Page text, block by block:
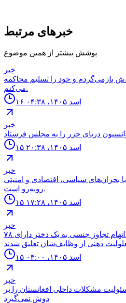
خبرهای مرتبط
پوشش بیشتر از همین موضوع
خبر
بازمی‌گردم و خود را تسلیم محاکمه
می‌کنم.
۱۶ اسد ۱۴۰۵، ۰۴:۳۸
خبر
۱۵ اسد ۱۴۰۵، ۲۰:۳۸
خبر
بحران‌های سیاسی، اقتصادی و امنیتی
روبه‌رو است.
۱۵ اسد ۱۴۰۵، ۱۷:۲۸
خبر
۷۸ پولیس در لاهور در پی اتهام تجاوز جنسی به یک دختر دارای
۱۵ اسد ۱۴۰۵، ۰۴:۰۰
خبر
مشکلات داخلی افغانستان را بر
دوش نمی‌گیرد